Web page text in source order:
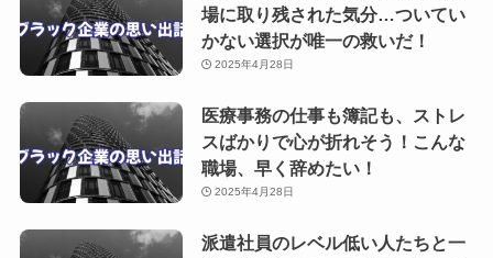
場に取り残された気分…ついてい
かない選択が唯一の救いだ！
2025年4月28日
医療事務の仕事も簿記も、ストレ
スばかりで心が折れそう！こんな
職場、早く辞めたい！
2025年4月28日
派遣社員のレベル低い人たちと一